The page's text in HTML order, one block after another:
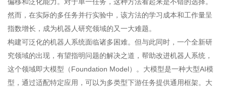
然而，在实际的多任务并行实验中，该方法的学习成本和工作量呈
指数增长，成为机器人研究领域的又一大难题。
构建可泛化的机器人系统面临诸多困难。但与此同时，一个全新研
究领域的出现，有望指明问题的解决之道，帮助改进机器人系统，
这个领域即大模型（Foundation Model）。大模型是一种大型AI模
型，通过适配特定应用，可以为多类型下游任务提供通用框架。大